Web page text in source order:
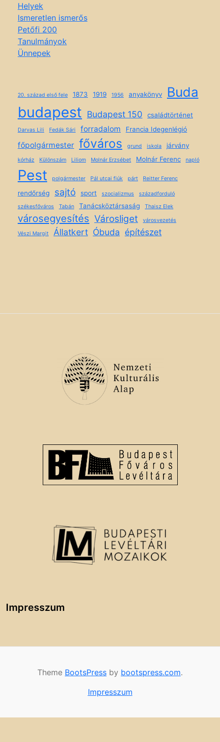
Helyek
Ismeretlen ismerős
Petőfi 200
Tanulmányok
Ünnepek
20. század első fele 1873 1919 1956 anyakönyv Buda
budapest Budapest 150 családtörténet
Darvas Lili Fedák Sári forradalom Francia Idegenlégió
főpolgármester főváros grund iskola járvány
kórház Különszám Liliom Molnár Erzsébet Molnár Ferenc napló
Pest polgármester Pál utcai fiúk párt Reitter Ferenc
rendőrség sajtó sport szocializmus
századforduló
székesfőváros
Tabán Tanácsköztársaság Thaisz Elek
városegyesítés Városliget városvezetés
Vészi Margit Állatkert Óbuda építészet
Impresszum
Theme BootsPress by bootspress.com.
Impresszum